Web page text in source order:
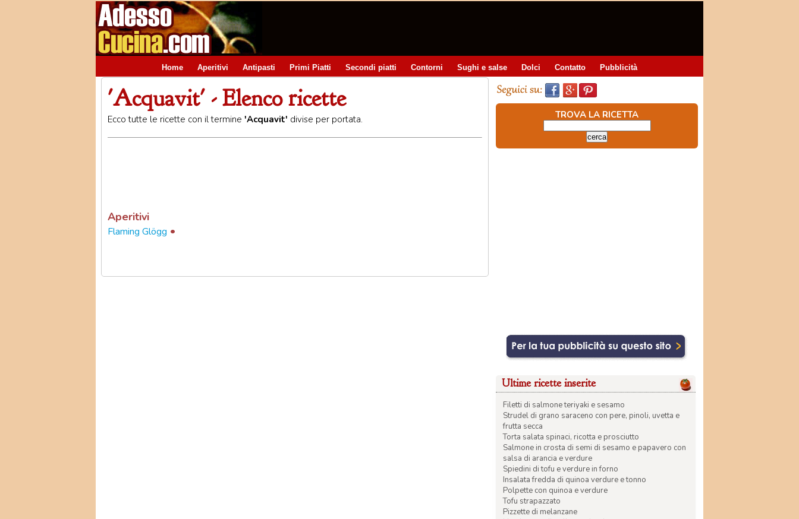
Home Aperitivi Antipasti Primi Piatti Secondi piatti Contorni Sughi e salse Dolci Contatto Pubblicità
'Acquavit' - Elenco ricette
Ecco tutte le ricette con il termine 'Acquavit' divise per portata.
Aperitivi
Flaming Glögg •
TROVA LA RICETTA
Ultime ricette inserite
Filetti di salmone teriyaki e sesamo
Strudel di grano saraceno con pere, pinoli, uvetta e
frutta secca
Torta salata spinaci, ricotta e prosciutto
Salmone in crosta di semi di sesamo e papavero con
salsa di arancia e verdure
Spiedini di tofu e verdure in forno
Insalata fredda di quinoa verdure e tonno
Polpette con quinoa e verdure
Tofu strapazzato
Pizzette di melanzane